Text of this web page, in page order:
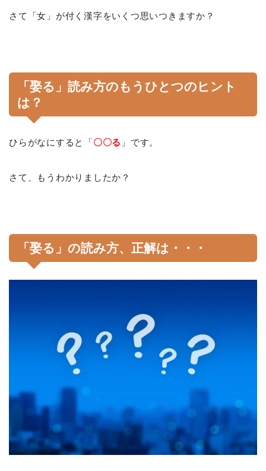
さて「女」が付く漢字をいくつ思いつきますか？
「娶る」読み方のもうひとつのヒント
は？
ひらがなにすると「〇〇る 」です。
さて、もうわかりましたか？
「娶る」の読み方、正解は・・・